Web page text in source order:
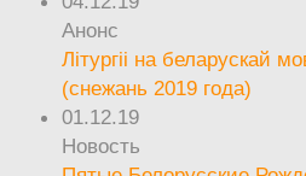
Анонс
Літургіі на беларускай
(снежань 2019 года)
01.12.19
Новость